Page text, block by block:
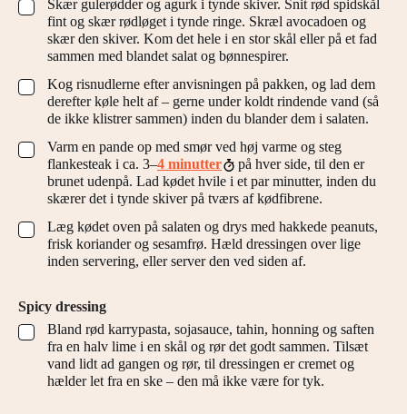
▢
Skær gulerødder og agurk i tynde skiver. Snit rød spidskål
fint og skær rødløget i tynde ringe. Skræl avocadoen og
skær den skiver. Kom det hele i en stor skål eller på et fad
sammen med blandet salat og bønnespirer.
▢
Kog risnudlerne efter anvisningen på pakken, og lad dem
derefter køle helt af – gerne under koldt rindende vand (så
de ikke klistrer sammen) inden du blander dem i salaten.
▢
Varm en pande op med smør ved høj varme og steg
flankesteak i ca. 3–4 minutter
på hver side, til den er
brunet udenpå. Lad kødet hvile i et par minutter, inden du
skærer det i tynde skiver på tværs af kødfibrene.
▢
Læg kødet oven på salaten og drys med hakkede peanuts,
frisk koriander og sesamfrø. Hæld dressingen over lige
inden servering, eller server den ved siden af.
Spicy dressing
▢
Bland rød karrypasta, sojasauce, tahin, honning og saften
fra en halv lime i en skål og rør det godt sammen. Tilsæt
vand lidt ad gangen og rør, til dressingen er cremet og
hælder let fra en ske – den må ikke være for tyk.